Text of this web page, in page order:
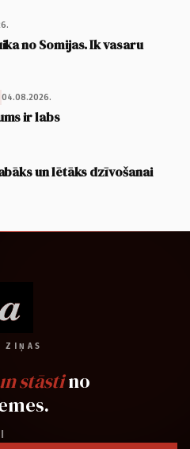
no Somijas. Ik vasaru
04.08.2026.
ir labs
un lētāks dzīvošanai
ZIŅAS
stāstino